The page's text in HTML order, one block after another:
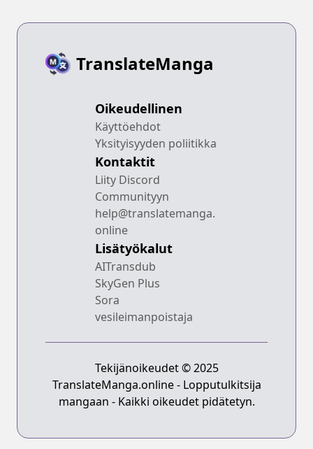
TranslateManga
Oikeudellinen
Käyttöehdot
Yksityisyyden poliitikka
Kontaktit
Liity Discord
Communityyn
help@translatemanga.
online
Lisätyökalut
AITransdub
SkyGen Plus
Sora
vesileimanpoistaja
Tekijänoikeudet © 2025
TranslateManga.online - Lopputulkitsija
mangaan - Kaikki oikeudet pidätetyn.